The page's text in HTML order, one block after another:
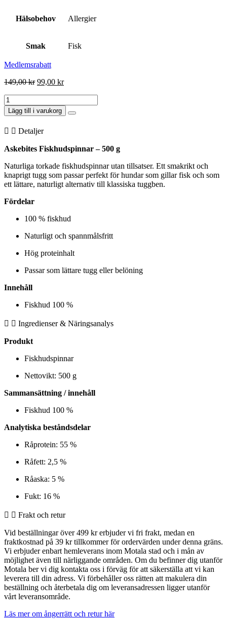
Hälsobehov Allergier
Smak Fisk
Medlemsrabatt
149,00kr Det
var:
149,00 kr.
99,00 krDet
är:
99,00 kr.
Askebites
Fiskhudspinnar
500g
mängd
Lägg till i varukorg
Detaljer
Askebites Fiskhudspinnar – 500 g
Naturliga torkade fiskhudspinnar utan tillsatser. Ett smakrikt och
knaprigt tugg som passar perfekt för hundar som gillar fisk och som
ett lättare, naturligt alternativ till klassiska tuggben.
Fördelar
100 % fiskhud
Naturligt och spannmålsfritt
Hög proteinhalt
Passar som lättare tugg eller belöning
Innehåll
Fiskhud 100 %
Ingredienser & Näringsanalys
Produkt
Fiskhudspinnar
Nettovikt: 500 g
Sammansättning / innehåll
Fiskhud 100 %
Analytiska beståndsdelar
Råprotein: 55 %
Råfett: 2,5 %
Råaska: 5 %
Fukt: 16 %
Frakt och retur
Vid beställningar över 499 kr erbjuder vi fri frakt, medan en
fraktkostnad på 39 kr tillkommer för ordervärden under denna gräns.
Vi erbjuder enbart hemleverans inom Motala stad och i mån av
möjlighet även till närliggande områden. Om du befinner dig utanför
Motala ber vi dig kontakta oss i förväg för att säkerställa att vi kan
leverera till din adress. Vi förbehåller oss rätten att makulera din
beställning och återbetala dig om leveransadressen ligger utanför
vårt leveransområde.
Läs mer om ångerrätt och retur här